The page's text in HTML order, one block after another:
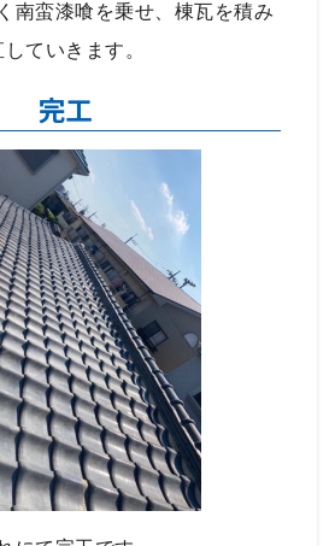
南蛮漆喰を乗せ、棟瓦を積み
していきます。
完工